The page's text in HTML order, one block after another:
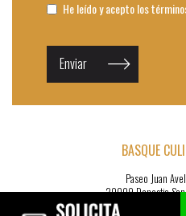
He leído y acepto los
Enviar
BASQUE
Paseo Juan
20009 Donostia-